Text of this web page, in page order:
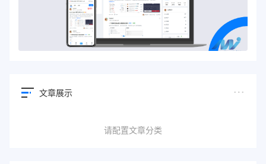
文章展示
请配置文章分类